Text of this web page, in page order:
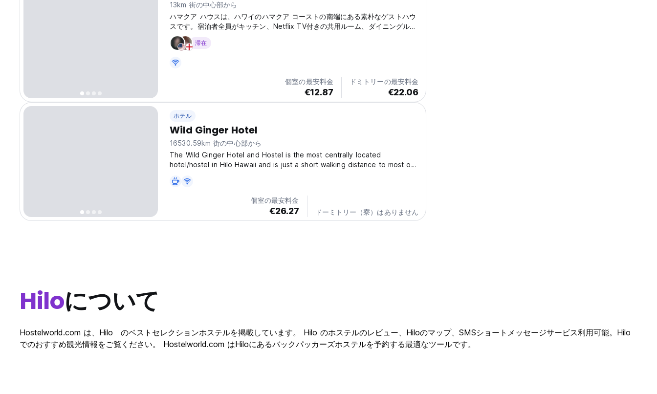
13km 街の中心部から
ハマクア ハウスは、ハワイのハマクア コーストの南端にある素朴なゲストハウ
スです。宿泊者全員がキッチン、Netflix TV付きの共用ルーム、ダイニングルー
ム、無料Wi-Fiを利用できます。
滞在
個室の最安料金
€12.87
ドミトリーの最安料金
€22.06
ホテル
Wild Ginger Hotel
16530.59km 街の中心部から
The Wild Ginger Hotel and Hostel is the most centrally located
hotel/hostel in Hilo Hawaii and is just a short walking distance to most of
quick and easy access to Hawaii’s major roads,...
個室の最安料金
€26.27 ドーミトリー（寮）はありません
Hiloについて
Hostelworld.com は、Hilo のベストセレクションホステルを掲載しています。 Hilo のホステルのレビュー、Hiloのマップ、SMSショートメッセージサービス利用可能。Hilo
でのおすすめ観光情報をご覧ください。 Hostelworld.com はHiloにあるバックパッカーズホステルを予約する最適なツールです。